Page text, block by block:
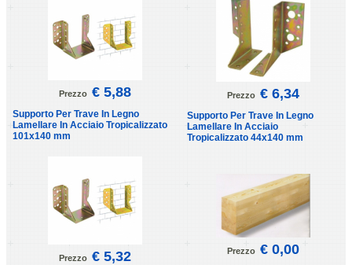
Prezzo € 5,88
Supporto Per Trave In Legno
Lamellare In Acciaio Tropicalizzato
101x140 mm
Prezzo € 6,34
Supporto Per Trave In Legno
Lamellare In Acciaio
Tropicalizzato 44x140 mm
Prezzo € 5,32 Prezzo € 0,00